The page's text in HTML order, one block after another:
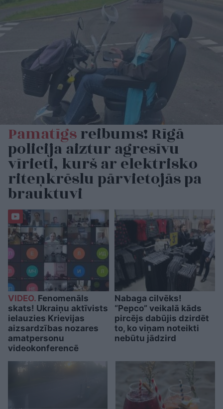
Pamatīgsreibums! Rīgā
policija aiztur agresīvu
vīrieti, kurš ar elektrisko
riteņkrēslu pārvietojās pa
brauktuvi
VIDEO. Fenomenāls
skats! Ukraiņu aktīvists
ielauzies Krievijas
aizsardzības nozares
amatpersonu
videokonferencē
Nabaga cilvēks!
“Pepco” veikalā kāds
pircējs dabūjis dzirdēt
to, ko viņam noteikti
nebūtu jādzird